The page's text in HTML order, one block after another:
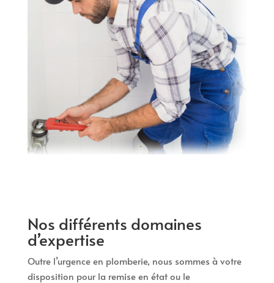
Nos différents domaines
d’expertise
Outre l’urgence en plomberie, nous sommes à votre
disposition pour la remise en état ou le